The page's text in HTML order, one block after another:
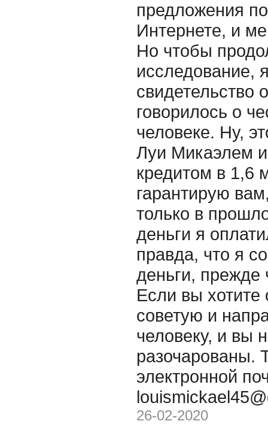
предложения
Интернете, и
Но чтобы
исследование,
свидетельство
говорилось о
человеке. Ну,
Луи Микаэлем
кредитом в 1,6
гарантирую
только в
деньги я
правда, что я
деньги, прежде
Если вы хотите
советую и
человеку, и вы
разочарованы.
электронной
26-02-2020